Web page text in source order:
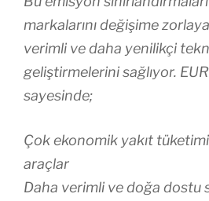
markalarını değişime
verimli ve daha yenilikçi
geliştirmelerini sağlıyor.
sayesinde;
Çok ekonomik yakıt
araçlar
Daha verimli ve doğa dostu